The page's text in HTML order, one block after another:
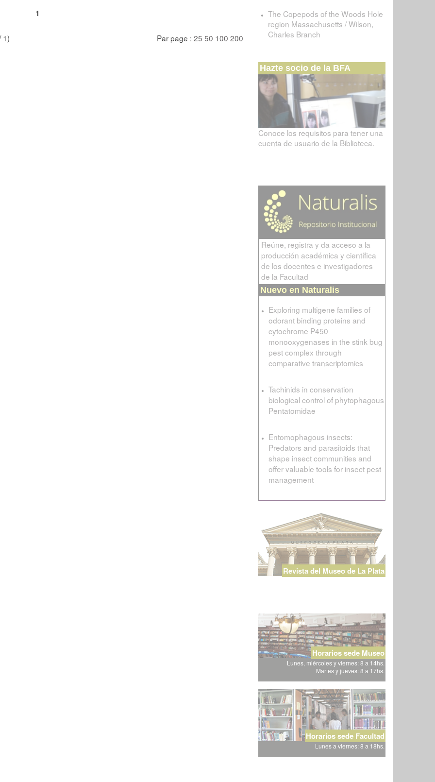
1
1) Par page : 25 50 100 200
The Copepods of the Woods Hole
region Massachusetts / Wilson,
Charles Branch
Hazte socio de la BFA
Conoce los requisitos para tener una
cuenta de usuario de la Biblioteca.
Reúne, registra y da acceso a la
producción académica y científica
de los docentes e investigadores
de la Facultad
Nuevo en Naturalis
Exploring multigene families of
odorant binding proteins and
cytochrome P450
monooxygenases in the stink bug
pest complex through
comparative transcriptomics
Tachinids in conservation
biological control of phytophagous
Pentatomidae
Entomophagous insects:
Predators and parasitoids that
shape insect communities and
offer valuable tools for insect pest
management
Revista del Museo de La Plata
Horarios sede Museo
Lunes, miércoles y viernes: 8 a 14hs.
Martes y jueves: 8 a 17hs.
Horarios sede Facultad
Lunes a viernes: 8 a 18hs.